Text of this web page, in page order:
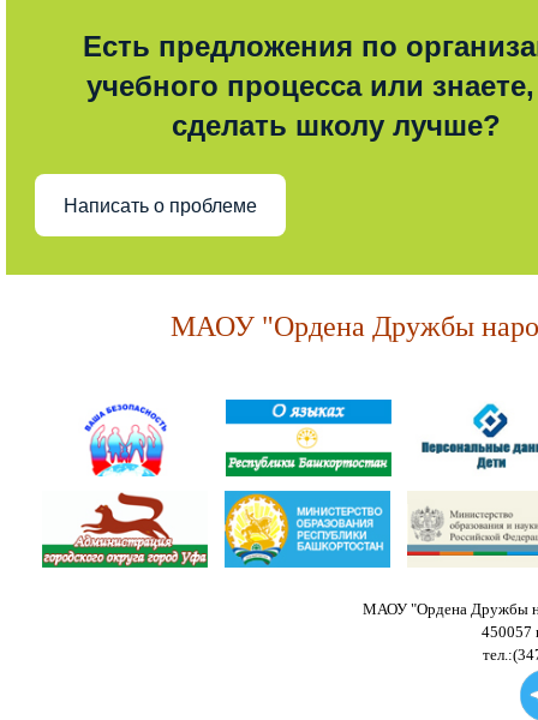
Есть предложения по
учебного процесса или знаете,
сделать школу лучше?
Написать о проблеме
МАОУ "Ордена Дружбы
МАОУ "Ордена Дружбы
450057